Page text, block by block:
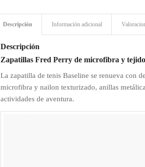
Descripción Información adicional
Descripción
Zapatillas Fred Perry de microfibra y
La zapatilla de tenis Baseline se renueva con
microfibra y nailon texturizado, anillas
actividades de aventura.